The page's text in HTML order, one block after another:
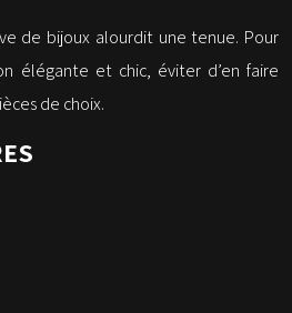
de bijoux alourdit une tenue. Pour
élégante et chic, éviter d’en faire
de choix.